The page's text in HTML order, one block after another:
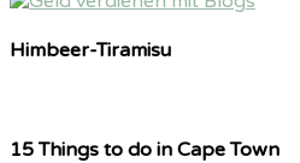
Himbeer-Tiramisu
15 Things to do in Cape Town